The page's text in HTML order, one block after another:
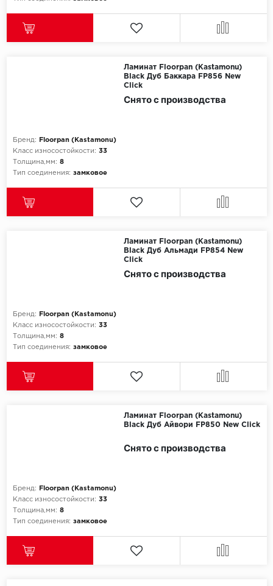
Ламинат Floorpan (Kastamonu)
Black Дуб Баккара FP856 New
Click
Бренд:
Floorpan (Kastamonu)
Класс износостойкости: 33
Толщина,мм: 8
Тип соединения: замковое
Снято с производства
Ламинат Floorpan (Kastamonu)
Black Дуб Альмади FP854 New
Click
Бренд:
Floorpan (Kastamonu)
Класс износостойкости: 33
Толщина,мм: 8
Тип соединения: замковое
Снято с производства
Ламинат Floorpan (Kastamonu)
Black Дуб Айвори FP850 New Click
Бренд:
Floorpan (Kastamonu)
Класс износостойкости: 33
Толщина,мм: 8
Тип соединения: замковое
Снято с производства